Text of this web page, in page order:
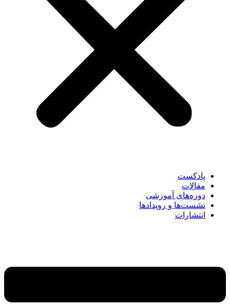
پادکست
مقالات
دوره‌های آموزشی
نشست‌ها و رویدادها
انتشارات